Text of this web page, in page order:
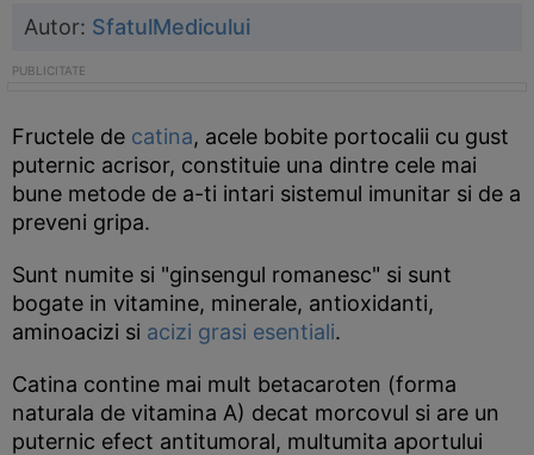
Autor: SfatulMedicului
Fructele de catina, acele bobite portocalii cu gust
puternic acrisor, constituie una dintre cele mai
bune metode de a-ti intari sistemul imunitar si de a
preveni gripa.
Sunt numite si "ginsengul romanesc" si sunt
bogate in vitamine, minerale, antioxidanti,
aminoacizi si acizi grasi esentiali.
Catina contine mai mult betacaroten (forma
naturala de vitamina A) decat morcovul si are un
puternic efect antitumoral, multumita aportului